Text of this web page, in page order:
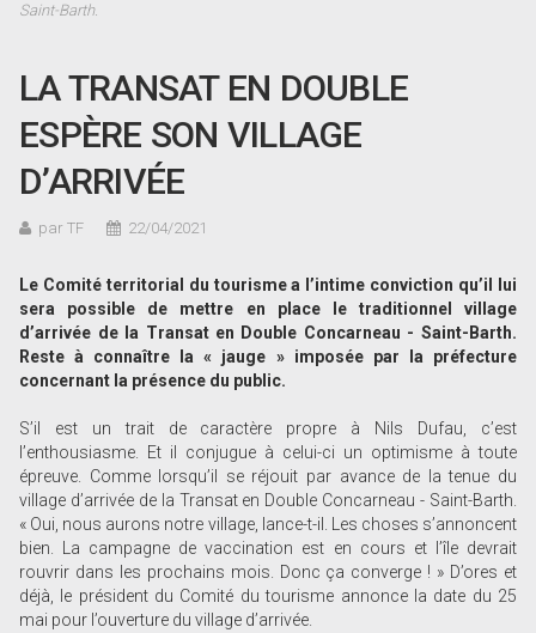
Saint-Barth.
LA TRANSAT EN DOUBLE
ESPÈRE SON VILLAGE
D’ARRIVÉE
par TF 22/04/2021
Le Comité territorial du tourisme a l’intime conviction qu’il lui
sera possible de mettre en place le traditionnel village
d’arrivée de la Transat en Double Concarneau - Saint-Barth.
Reste à connaître la « jauge » imposée par la préfecture
concernant la présence du public.
S’il est un trait de caractère propre à Nils Dufau, c’est
l’enthousiasme. Et il conjugue à celui-ci un optimisme à toute
épreuve. Comme lorsqu’il se réjouit par avance de la tenue du
village d’arrivée de la Transat en Double Concarneau - Saint-Barth.
« Oui, nous aurons notre village, lance-t-il. Les choses s’annoncent
bien. La campagne de vaccination est en cours et l’île devrait
rouvrir dans les prochains mois. Donc ça converge ! » D’ores et
déjà, le président du Comité du tourisme annonce la date du 25
mai pour l’ouverture du village d’arrivée.